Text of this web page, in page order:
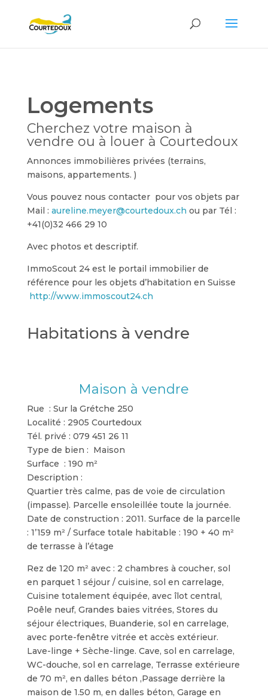
Logements
Cherchez votre maison à
vendre ou à louer à Courtedoux
Annonces immobilières privées (terrains,
maisons, appartements. )
Vous pouvez nous contacter pour vos objets par
Mail : aureline.meyer@courtedoux.ch ou par Tél :
+41(0)32 466 29 10
Avec photos et descriptif.
ImmoScout 24 est le portail immobilier de
référence pour les objets d’habitation en Suisse
http://www.immoscout24.ch
Habitations à vendre
Maison à vendre
Rue : Sur la Grétche 250
Localité : 2905 Courtedoux
Tél. privé : 079 451 26 11
Type de bien : Maison
Surface : 190 m²
Description :
Quartier très calme, pas de voie de circulation
(impasse). Parcelle ensoleillée toute la journée.
Date de construction : 2011. Surface de la parcelle
: 1’159 m² / Surface totale habitable : 190 + 40 m²
de terrasse à l’étage
Rez de 120 m² avec : 2 chambres à coucher, sol
en parquet 1 séjour / cuisine, sol en carrelage,
Cuisine totalement équipée, avec îlot central,
Poêle neuf, Grandes baies vitrées, Stores du
séjour électriques, Buanderie, sol en carrelage,
avec porte-fenêtre vitrée et accès extérieur.
Lave-linge + Sèche-linge. Cave, sol en carrelage,
WC-douche, sol en carrelage, Terrasse extérieure
de 70 m², en dalles béton ,Passage derrière la
maison de 1.50 m, en dalles béton, Garage en